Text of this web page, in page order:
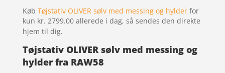
Køb Tøjstativ OLIVER sølv med messing og hylderfor
kun kr. 2799.00 allerede i dag, så sendes den direkte
hjem til dig.
Tøjstativ OLIVER sølv med messing og
hylder fra RAW58